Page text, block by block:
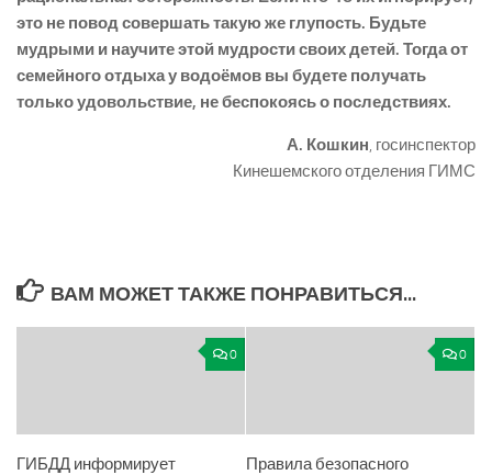
это не повод совершать такую же глупость. Будьте
мудрыми и научите этой мудрости своих детей. Тогда от
семейного отдыха у водоёмов вы будете получать
только удовольствие, не беспокоясь о последствиях.
А. Кошкин, госинспектор
Кинешемского отделения ГИМС
ВАМ МОЖЕТ ТАКЖЕ ПОНРАВИТЬСЯ...
0
ГИБДД информирует
0
Правила безопасного